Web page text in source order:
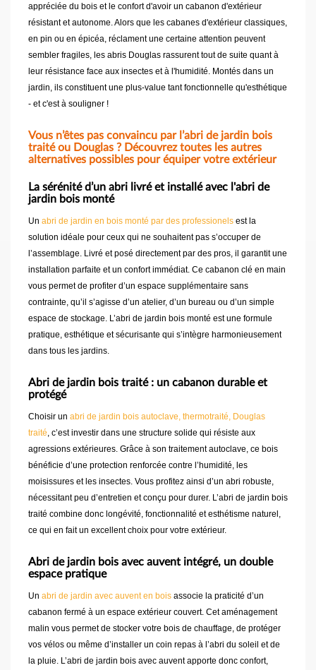
appréciée du bois et le confort d'avoir un cabanon d'extérieur
résistant et autonome. Alors que les cabanes d'extérieur classiques,
en pin ou en épicéa, réclament une certaine attention peuvent
sembler fragiles, les abris Douglas rassurent tout de suite quant à
leur résistance face aux insectes et à l'humidité. Montés dans un
jardin, ils constituent une plus-value tant fonctionnelle qu'esthétique
- et c'est à souligner !
Vous n’êtes pas convaincu par l’abri de jardin bois
traité ou Douglas ? Découvrez toutes les autres
alternatives possibles pour équiper votre extérieur
La sérénité d’un abri livré et installé avec l'abri de
jardin bois monté
Un abri de jardin en bois monté par des professionels est la
solution idéale pour ceux qui ne souhaitent pas s’occuper de
l’assemblage. Livré et posé directement par des pros, il garantit une
installation parfaite et un confort immédiat. Ce cabanon clé en main
vous permet de profiter d’un espace supplémentaire sans
contrainte, qu’il s’agisse d’un atelier, d’un bureau ou d’un simple
espace de stockage. L’abri de jardin bois monté est une formule
pratique, esthétique et sécurisante qui s’intègre harmonieusement
dans tous les jardins.
Abri de jardin bois traité : un cabanon durable et
protégé
Choisir un abri de jardin bois autoclave, thermotraité, Douglas
traité , c’est investir dans une structure solide qui résiste aux
agressions extérieures. Grâce à son traitement autoclave, ce bois
bénéficie d’une protection renforcée contre l’humidité, les
moisissures et les insectes. Vous profitez ainsi d’un abri robuste,
nécessitant peu d’entretien et conçu pour durer. L’abri de jardin bois
traité combine donc longévité, fonctionnalité et esthétisme naturel,
ce qui en fait un excellent choix pour votre extérieur.
Abri de jardin bois avec auvent intégré, un double
espace pratique
Un abri de jardin avec auvent en bois associe la praticité d’un
cabanon fermé à un espace extérieur couvert. Cet aménagement
malin vous permet de stocker votre bois de chauffage, de protéger
vos vélos ou même d’installer un coin repas à l’abri du soleil et de
la pluie. L’abri de jardin bois avec auvent apporte donc confort,